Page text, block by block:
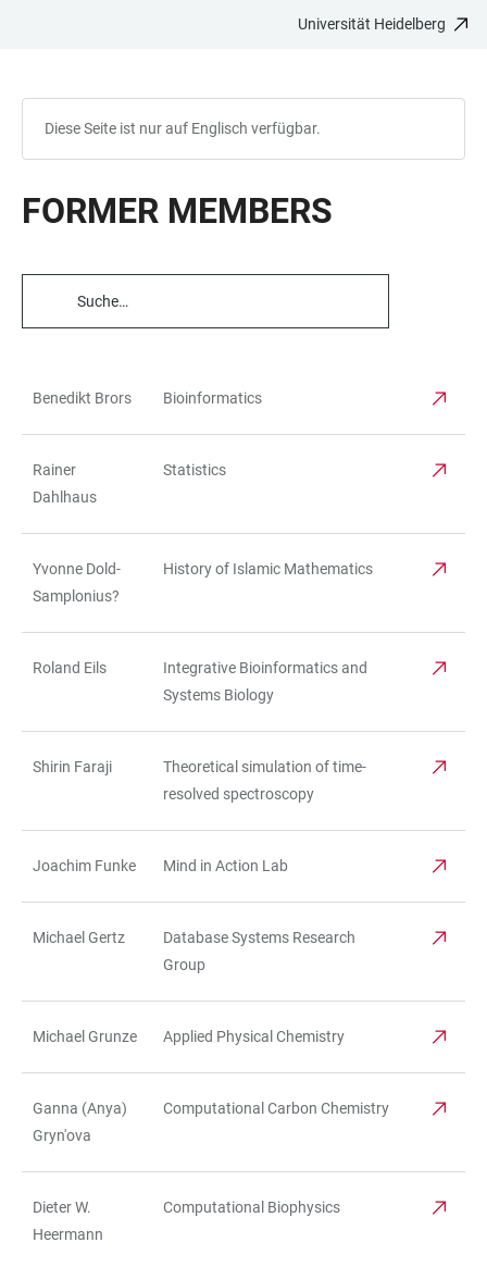
Universität Heidelberg
Diese Seite ist nur auf Englisch verfügbar.
FORMER MEMBERS
TABELLENFILTER
Benedikt Brors Bioinformatics
Rainer
Dahlhaus
Statistics
Yvonne Dold-
Samplonius?
History of Islamic Mathematics
Roland Eils
Integrative Bioinformatics and
Systems Biology
Shirin Faraji
Theoretical simulation of time-
resolved spectroscopy
Joachim Funke Mind in Action Lab
Michael Gertz
Database Systems Research
Group
Michael Grunze Applied Physical Chemistry
Ganna (Anya)
Gryn'ova
Computational Carbon Chemistry
Dieter W.
Heermann
Computational Biophysics